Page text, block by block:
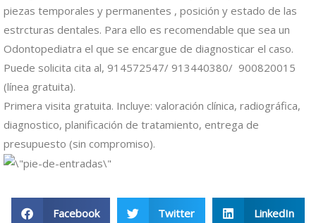
piezas temporales y permanentes , posición y estado de las
estrcturas dentales. Para ello es recomendable que sea un
Odontopediatra el que se encargue de diagnosticar el caso.
Puede solicita cita al, 914572547/ 913440380/ 900820015
(línea gratuita).
Primera visita gratuita. Incluye: valoración clínica, radiográfica,
diagnostico, planificación de tratamiento, entrega de
presupuesto (sin compromiso).
Facebook Twitter LinkedIn